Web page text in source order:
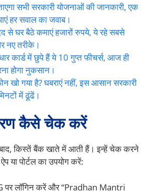
सभी सरकारी योजनाओं की जानकारी, एक
हर सवाल का जवाब।
से घर बैठे कमाएं हजारों रुपये, ये रहे सबसे
नए तरीके।
कार्ड में छुपे हैं ये 10 गुप्त फीचर्स, आज ही
होगा नुकसान।
खो गया है? घबराएं नहीं, इस आसान सरकारी
में ढूंढें।
कैसे चेक करें
किस्तें बैंक खाते में आती हैं। इन्हें चेक करने
या पोर्टल का उपयोग करें:
पर लॉगिन करें और “Pradhan Mantri